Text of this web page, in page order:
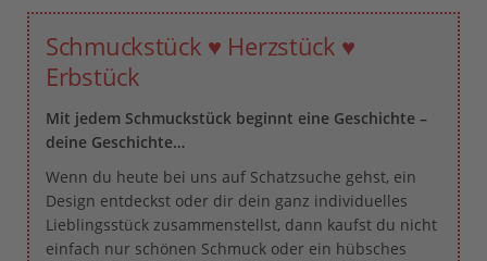
Schmuckstück ♥ Herzstück ♥
Erbstück
Mit jedem Schmuckstück beginnt eine Geschichte –
deine Geschichte…
Wenn du heute bei uns auf Schatzsuche gehst, ein
Design entdeckst oder dir dein ganz individuelles
Lieblingsstück zusammenstellst, dann kaufst du nicht
einfach nur schönen Schmuck oder ein hübsches